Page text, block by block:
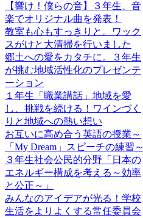
【響け！僕らの音】３年生、音
楽でオリジナル曲を発表！
教室も心もすっきりと。ワック
スがけと大清掃を行いました
郷土への愛をカタチに。３年生
が挑む地域活性化のプレゼンテ
ーション
１年生「職業講話」地域を愛
し、挑戦を続ける！ワインづく
りと地域への熱い想い
お互いに高め合う英語の授業～
「My Dream」スピーチの練習～
３年生社会公民的分野「日本の
エネルギー構成を考える～効率
と公正～」
みんなのアイデアが光る！学校
生活をよりよくする常任委員会